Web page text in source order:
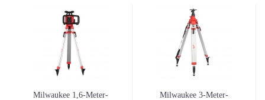
Milwaukee 1,6-Meter-
Milwaukee 3-Meter-